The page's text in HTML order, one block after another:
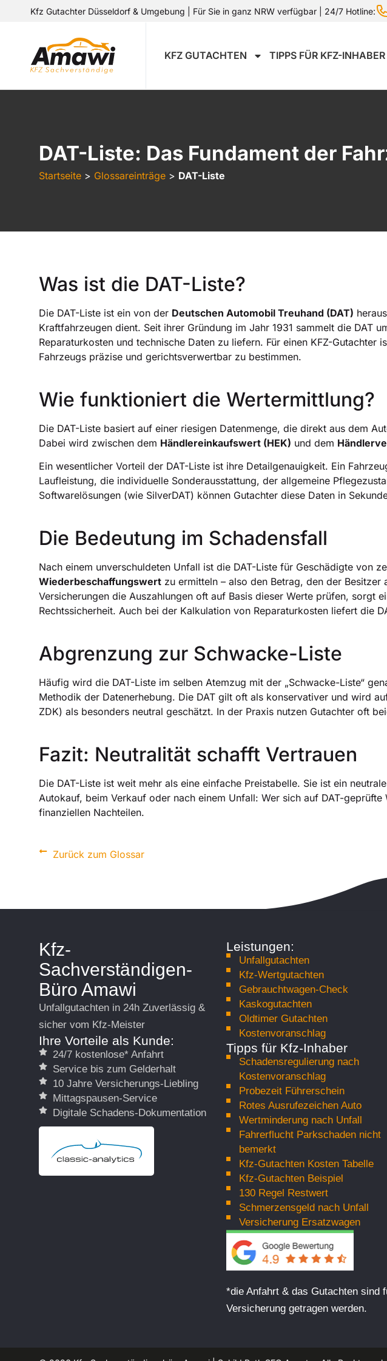
Kfz Gutachter Düsseldorf & Umgebung | Für Sie in ganz NRW verfügbar | 24/7 Hotline:
KFZ GUTACHTEN TIPPS FÜR KFZ-INHABER
DAT-Liste: Das Fundament der
Startseite > Glossareinträge > DAT-Liste
Was ist die DAT-Liste?
Die DAT-Liste ist ein von der Deutschen Automobil Treuhand (DAT)
Kraftfahrzeugen dient. Seit ihrer Gründung im Jahr 1931 sammelt die DAT
Reparaturkosten und technische Daten zu liefern. Für einen KFZ-
Fahrzeugs präzise und gerichtsverwertbar zu bestimmen.
Wie funktioniert die Wertermittlung?
Die DAT-Liste basiert auf einer riesigen Datenmenge, die direkt aus dem
Dabei wird zwischen dem Händlereinkaufswert (HEK) und dem
Ein wesentlicher Vorteil der DAT-Liste ist ihre Detailgenauigkeit. Ein
Laufleistung, die individuelle Sonderausstattung, der allgemeine
Softwarelösungen (wie SilverDAT) können Gutachter diese Daten in
Die Bedeutung im Schadensfall
Nach einem unverschuldeten Unfall ist die DAT-Liste für Geschädigte von
Wiederbeschaffungswert zu ermitteln – also den Betrag, den der
Versicherungen die Auszahlungen oft auf Basis dieser Werte prüfen, sorgt
Rechtssicherheit. Auch bei der Kalkulation von Reparaturkosten liefert die
Abgrenzung zur Schwacke-Liste
Häufig wird die DAT-Liste im selben Atemzug mit der „Schwacke-Liste“
Methodik der Datenerhebung. Die DAT gilt oft als konservativer und wird
ZDK) als besonders neutral geschätzt. In der Praxis nutzen Gutachter oft
Fazit: Neutralität schafft Vertrauen
Die DAT-Liste ist weit mehr als eine einfache Preistabelle. Sie ist ein
Autokauf, beim Verkauf oder nach einem Unfall: Wer sich auf DAT-
finanziellen Nachteilen.
Zurück zum Glossar
Kfz-
Sachverständigen-
Büro Amawi
Unfallgutachten in 24h Zuverlässig &
sicher vom Kfz-Meister
Ihre Vorteile als Kunde:
24/7 kostenlose* Anfahrt
Service bis zum Gelderhalt
10 Jahre Versicherungs-Liebling
Mittagspausen-Service
Digitale Schadens-Dokumentation
Leistungen:
Unfallgutachten
Kfz-Wertgutachten
Gebrauchtwagen-Check
Kaskogutachten
Oldtimer Gutachten
Kostenvoranschlag
Tipps für Kfz-Inhaber
Schadensregulierung nach
Kostenvoranschlag
Probezeit Führerschein
Rotes Ausrufezeichen Auto
Wertminderung nach Unfall
Fahrerflucht Parkschaden nicht
bemerkt
Kfz-Gutachten Kosten Tabelle
Kfz-Gutachten Beispiel
130 Regel Restwert
Schmerzensgeld nach Unfall
Versicherung Ersatzwagen
*die Anfahrt & das Gutachten sind
Versicherung getragen werden.